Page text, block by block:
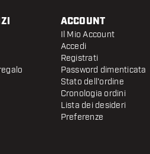
ACCOUNT
Il Mio Account
Accedi
Registrati
Password dimenticata
Stato dell'ordine
Cronologia ordini
Lista dei desideri
Preferenze